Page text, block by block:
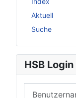
Aktuell
Suche
HSB Login